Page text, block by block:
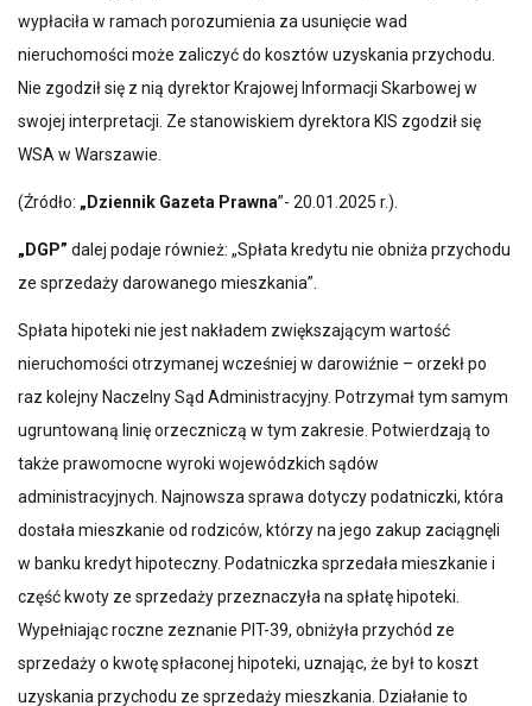
wypłaciła w ramach porozumienia za usunięcie wad
nieruchomości może zaliczyć do kosztów uzyskania przychodu.
Nie zgodził się z nią dyrektor Krajowej Informacji Skarbowej w
swojej interpretacji. Ze stanowiskiem dyrektora KIS zgodził się
WSA w Warszawie.
(Źródło: „Dziennik Gazeta Prawna”- 20.01.2025 r.).
„DGP” dalej podaje również: „Spłata kredytu nie obniża przychodu
ze sprzedaży darowanego mieszkania”.
Spłata hipoteki nie jest nakładem zwiększającym wartość
nieruchomości otrzymanej wcześniej w darowiźnie – orzekł po
raz kolejny Naczelny Sąd Administracyjny. Potrzymał tym samym
ugruntowaną linię orzeczniczą w tym zakresie. Potwierdzają to
także prawomocne wyroki wojewódzkich sądów
administracyjnych. Najnowsza sprawa dotyczy podatniczki, która
dostała mieszkanie od rodziców, którzy na jego zakup zaciągnęli
w banku kredyt hipoteczny. Podatniczka sprzedała mieszkanie i
część kwoty ze sprzedaży przeznaczyła na spłatę hipoteki.
Wypełniając roczne zeznanie PIT-39, obniżyła przychód ze
sprzedaży o kwotę spłaconej hipoteki, uznając, że był to koszt
uzyskania przychodu ze sprzedaży mieszkania. Działanie to